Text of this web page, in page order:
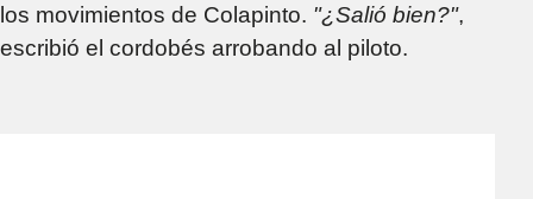
los movimientos de Colapinto. "¿Salió bien?",
escribió el cordobés arrobando al piloto.